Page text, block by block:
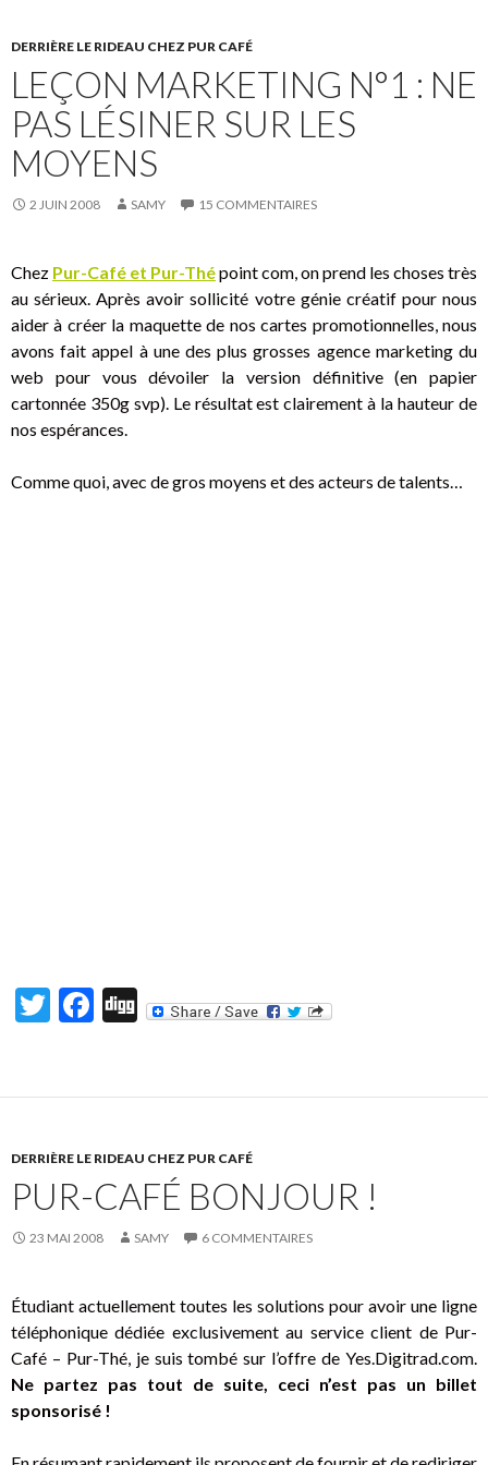
o
o
k
DERRIÈRE LE RIDEAU CHEZ PUR CAFÉ
LEÇON MARKETING N°1 : NE
PAS LÉSINER SUR LES
MOYENS
2 JUIN 2008 SAMY 15 COMMENTAIRES
Chez Pur-Café et Pur-Thépoint com, on prend les choses très
au sérieux. Après avoir sollicité votre génie créatif pour nous
aider à créer la maquette de nos cartes promotionnelles, nous
avons fait appel à une des plus grosses agence marketing du
web pour vous dévoiler la version définitive (en papier
cartonnée 350g svp). Le résultat est clairement à la hauteur de
nos espérances.
Comme quoi, avec de gros moyens et des acteurs de talents…
T
er
F
b
o
o
k
Di
DERRIÈRE LE RIDEAU CHEZ PUR CAFÉ
PUR-CAFÉ BONJOUR !
23 MAI 2008 SAMY 6 COMMENTAIRES
Étudiant actuellement toutes les solutions pour avoir une ligne
téléphonique dédiée exclusivement au service client de Pur-
Café – Pur-Thé, je suis tombé sur l’offre de Yes.Digitrad.com.
Ne partez pas tout de suite, ceci n’est pas un billet
sponsorisé !